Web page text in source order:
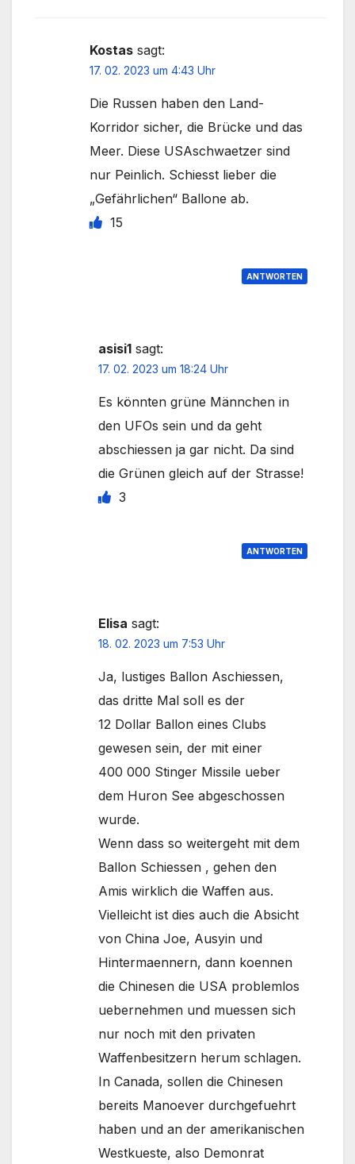
Kostas sagt:
17. 02. 2023 um 4:43 Uhr
Die Russen haben den Land-
Korridor sicher, die Brücke und das
Meer. Diese USAschwaetzer sind
nur Peinlich. Schiesst lieber die
„Gefährlichen“ Ballone ab.
15
ANTWORTEN
asisi1 sagt:
17. 02. 2023 um 18:24 Uhr
Es könnten grüne Männchen in
den UFOs sein und da geht
abschiessen ja gar nicht. Da sind
die Grünen gleich auf der Strasse!
3
ANTWORTEN
Elisa sagt:
18. 02. 2023 um 7:53 Uhr
Ja, lustiges Ballon Aschiessen,
das dritte Mal soll es der
12 Dollar Ballon eines Clubs
gewesen sein, der mit einer
400 000 Stinger Missile ueber
dem Huron See abgeschossen
wurde.
Wenn dass so weitergeht mit dem
Ballon Schiessen , gehen den
Amis wirklich die Waffen aus.
Vielleicht ist dies auch die Absicht
von China Joe, Ausyin und
Hintermaennern, dann koennen
die Chinesen die USA problemlos
uebernehmen und muessen sich
nur noch mit den privaten
Waffenbesitzern herum schlagen.
In Canada, sollen die Chinesen
bereits Manoever durchgefuehrt
haben und an der amerikanischen
Westkueste, also Demonrat